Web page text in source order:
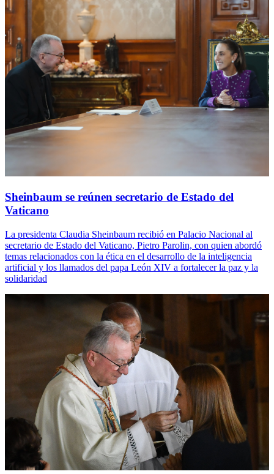
Sheinbaum se reúnen secretario de Estado del
Vaticano
La presidenta Claudia Sheinbaum recibió en Palacio Nacional al
secretario de Estado del Vaticano, Pietro Parolin, con quien abordó
temas relacionados con la ética en el desarrollo de la inteligencia
artificial y los llamados del papa León XIV a fortalecer la paz y la
solidaridad